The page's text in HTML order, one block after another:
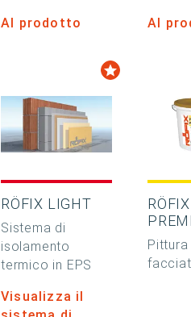
Al prodotto Al
RÖFIX LIGHT
Sistema di
isolamento
termico in EPS
Visualizza il